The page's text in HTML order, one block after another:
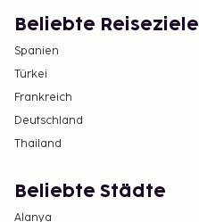
Beliebte Reiseziele
Spanien
Türkei
Frankreich
Deutschland
Thailand
Beliebte Städte
Alanya